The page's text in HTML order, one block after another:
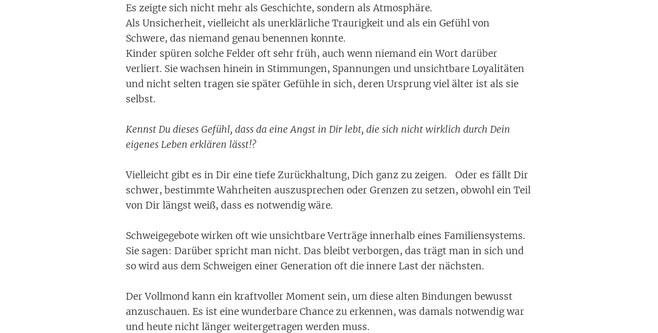
Es zeigte sich nicht mehr als Geschichte, sondern als Atmosphäre.
Als Unsicherheit, vielleicht als unerklärliche Traurigkeit und als ein Gefühl von
Schwere, das niemand genau benennen konnte.
Kinder spüren solche Felder oft sehr früh, auch wenn niemand ein Wort darüber
verliert. Sie wachsen hinein in Stimmungen, Spannungen und unsichtbare Loyalitäten
und nicht selten tragen sie später Gefühle in sich, deren Ursprung viel älter ist als sie
selbst.
Kennst Du dieses Gefühl, dass da eine Angst in Dir lebt, die sich nicht wirklich durch Dein
eigenes Leben erklären lässt!?
Vielleicht gibt es in Dir eine tiefe Zurückhaltung, Dich ganz zu zeigen. Oder es fällt Dir
schwer, bestimmte Wahrheiten auszusprechen oder Grenzen zu setzen, obwohl ein Teil
von Dir längst weiß, dass es notwendig wäre.
Schweigegebote wirken oft wie unsichtbare Verträge innerhalb eines Familiensystems.
Sie sagen: Darüber spricht man nicht. Das bleibt verborgen, das trägt man in sich und
so wird aus dem Schweigen einer Generation oft die innere Last der nächsten.
Der Vollmond kann ein kraftvoller Moment sein, um diese alten Bindungen bewusst
anzuschauen. Es ist eine wunderbare Chance zu erkennen, was damals notwendig war
und heute nicht länger weitergetragen werden muss.